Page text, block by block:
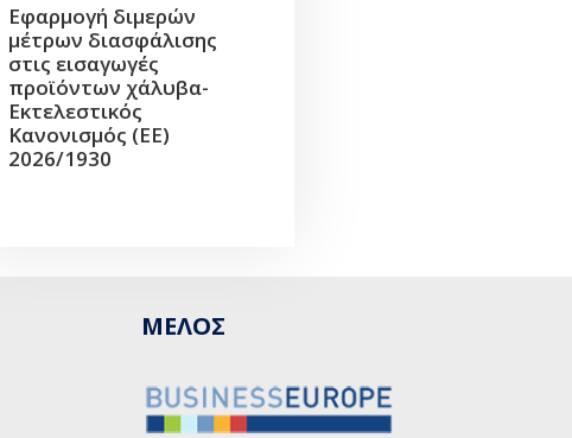
Εφαρμογή διμερών
μέτρων διασφάλισης
στις εισαγωγές
προϊόντων χάλυβα-
Εκτελεστικός
Κανονισμός (ΕΕ)
2026/1930
ΜΕΛΟΣ